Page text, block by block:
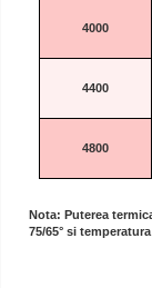
4000
4400
4800
Nota: Puterea
75/65° si